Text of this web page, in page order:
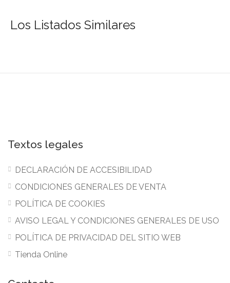
Los Listados Similares
Textos legales
DECLARACIÓN DE ACCESIBILIDAD
CONDICIONES GENERALES DE VENTA
POLÍTICA DE COOKIES
AVISO LEGAL Y CONDICIONES GENERALES DE USO
POLÍTICA DE PRIVACIDAD DEL SITIO WEB
Tienda Online